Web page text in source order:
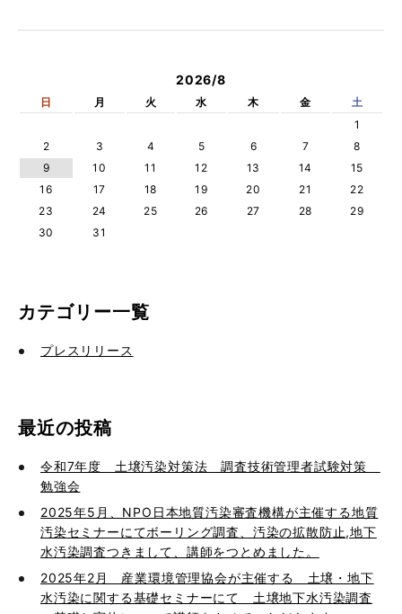
2026/8
日 月 火 水 木 金
土
1
2
3 4 5 6 7
8
9
10 11 12 13 14
15
16
17 18 19 20 21
22
23
24 25 26 27 28
29
30
31
カテゴリー一覧
プレスリリース
最近の投稿
令和7年度 土壌汚染対策法 調査技術管理者試験対策
勉強会
2025年5月、NPO日本地質汚染審査機構が主催する地質
汚染セミナーにてボーリング調査、汚染の拡散防止,地下
水汚染調査つきまして、講師をつとめました。
2025年2月 産業環境管理協会が主催する 土壌・地下
水汚染に関する基礎セミナーにて 土壌地下水汚染調査